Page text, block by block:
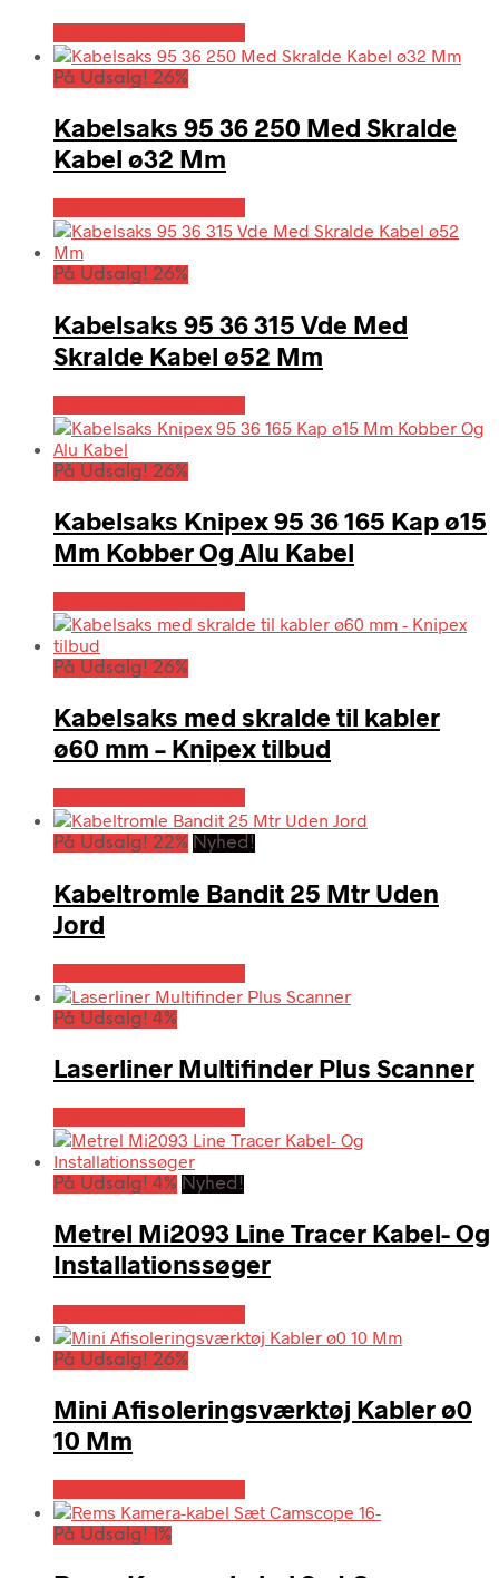
På Udsalg! 26%
Kabelsaks 95 36 250 Med Skralde
Kabel ø32 Mm
På Udsalg! 26%
Kabelsaks 95 36 315 Vde Med
Skralde Kabel ø52 Mm
På Udsalg! 26%
Kabelsaks Knipex 95 36 165 Kap ø15
Mm Kobber Og Alu Kabel
På Udsalg! 26%
Kabelsaks med skralde til kabler
ø60 mm – Knipex tilbud
På Udsalg! 22% Nyhed!
Kabeltromle Bandit 25 Mtr Uden
Jord
På Udsalg! 4%
Laserliner Multifinder Plus Scanner
På Udsalg! 4% Nyhed!
Metrel Mi2093 Line Tracer Kabel- Og
Installationssøger
På Udsalg! 26%
Mini Afisoleringsværktøj Kabler ø0
10 Mm
På Udsalg! 1%